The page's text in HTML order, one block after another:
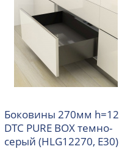
Боковины 270мм
DTC PURE BOX темно-
серый